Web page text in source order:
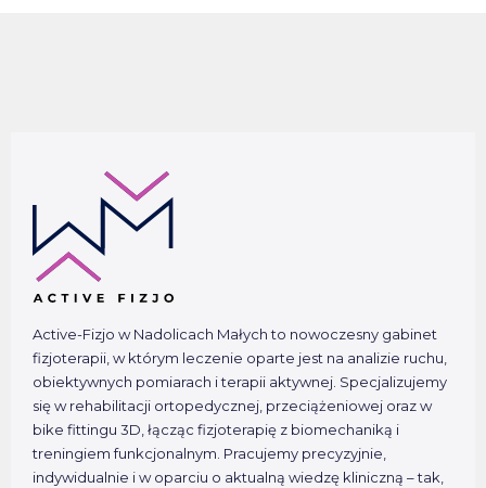
Active-Fizjo w Nadolicach Małych to nowoczesny gabinet
fizjoterapii, w którym leczenie oparte jest na analizie ruchu,
obiektywnych pomiarach i terapii aktywnej. Specjalizujemy
się w rehabilitacji ortopedycznej, przeciążeniowej oraz w
bike fittingu 3D, łącząc fizjoterapię z biomechaniką i
treningiem funkcjonalnym. Pracujemy precyzyjnie,
indywidualnie i w oparciu o aktualną wiedzę kliniczną – tak,